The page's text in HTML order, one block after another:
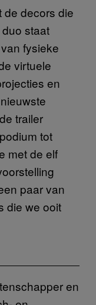
de decors die
staat
fysieke
virtuele
en
trailer
tot
met de elf
paar van
die we ooit
en